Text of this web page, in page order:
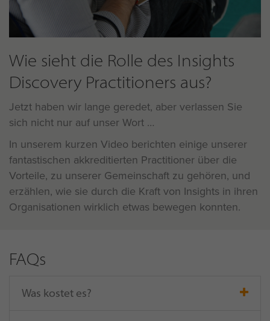
Wie sieht die Rolle des Insights
Discovery Practitioners aus?
Jetzt haben wir lange geredet, aber verlassen Sie
sich nicht nur auf unser Wort
In unserem kurzen Video berichten einige unserer
fantastischen akkreditierten Practitioner über die
Vorteile, zu unserer Gemeinschaft zu gehören, und
erzählen, wie sie durch die Kraft von Insights in ihren
Organisationen wirklich etwas bewegen konnten.
FAQs
Was kostet es?